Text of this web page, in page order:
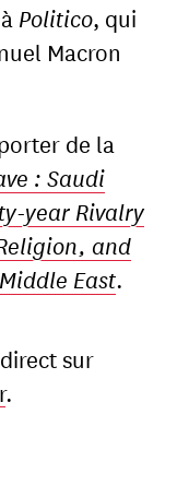
Politico, qui
Macron
de la
: Saudi
year Rivalry
and
East.
sur
.